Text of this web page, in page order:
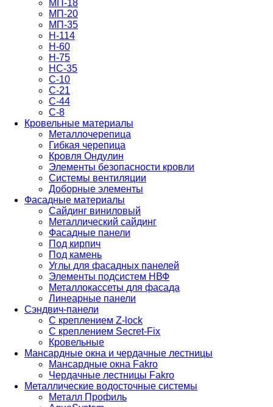
МП-18
МП-20
МП-35
Н-114
Н-60
Н-75
НС-35
С-10
С-21
С-44
С-8
Кровельные материалы
Металлочерепица
Гибкая черепица
Кровля Ондулин
Элементы безопасности кровли
Системы вентиляции
Доборные элементы
Фасадные материалы
Сайдинг виниловый
Металлический сайдинг
Фасадные панели
Под кирпич
Под камень
Углы для фасадных панелей
Элементы подсистем НВФ
Металлокассеты для фасада
Линеарные панели
Сэндвич-панели
С креплением Z-lock
С креплением Secret-Fix
Кровельные
Мансардные окна и чердачные лестницы
Мансардные окна Fakro
Чердачные лестницы Fakro
Металлические водосточные системы
Металл Профиль